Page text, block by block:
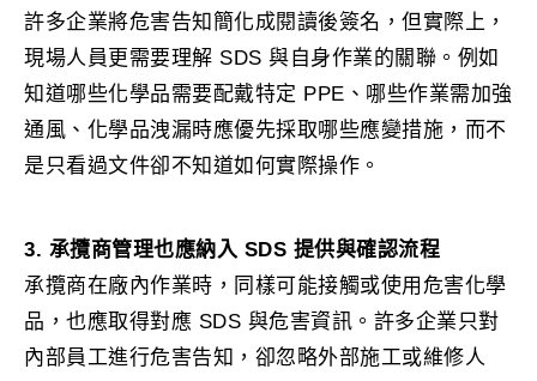
許多企業將危害告知簡化成閱讀後簽名，但實際上，
現場人員更需要理解 SDS 與自身作業的關聯。例如
知道哪些化學品需要配戴特定 PPE、哪些作業需加強
通風、化學品洩漏時應優先採取哪些應變措施，而不
是只看過文件卻不知道如何實際操作。
3. 承攬商管理也應納入 SDS 提供與確認流程
承攬商在廠內作業時，同樣可能接觸或使用危害化學
品，也應取得對應 SDS 與危害資訊。許多企業只對
內部員工進行危害告知，卻忽略外部施工或維修人